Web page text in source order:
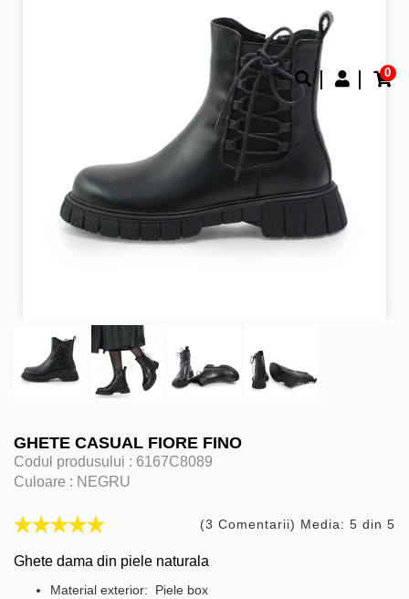
0
GHETE CASUAL FIORE FINO
Codul produsului : 6167C8089
Culoare : NEGRU
(3 Comentarii) Media: 5 din 5
Ghete dama din piele naturala
Material exterior: Piele box